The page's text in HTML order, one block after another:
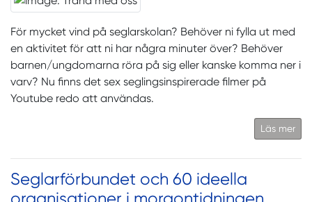
För mycket vind på seglarskolan? Behöver ni fylla ut med
en aktivitet för att ni har några minuter över? Behöver
barnen/ungdomarna röra på sig eller kanske komma ner i
varv? Nu finns det sex seglingsinspirerade filmer på
Youtube redo att användas.
Läs mer
Seglarförbundet och 60 ideella